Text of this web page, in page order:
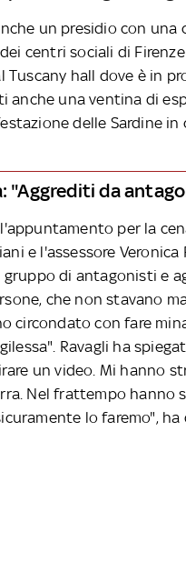
un presidio con
centri sociali di
hall dove è in
anche una ventina di
delle Sardine in
"Aggrediti da
per la
e l'assessore
di antagonisti e
che non stavano
circondato con fare
Ravagli ha
un video. Mi hanno
Nel frattempo hanno
lo faremo", ha